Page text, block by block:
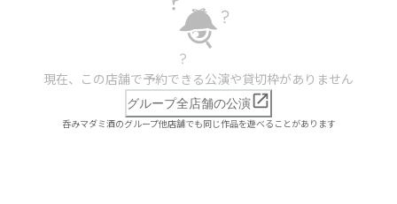
現在、この店舗で予約できる公演や貸切枠がありません
グループ全店舗の公演
呑みマダミ酒のグループ他店舗でも同じ作品を遊べることがあります